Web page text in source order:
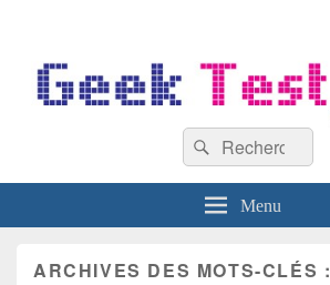
Recherche :
Rechercher
Menu
ARCHIVES DES MOTS-CLÉS :